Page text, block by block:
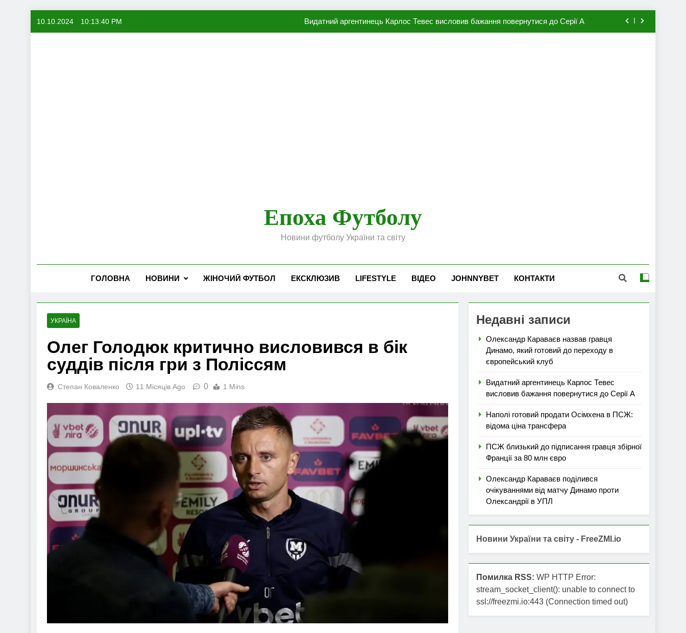
10.10.2024 10:13:41 PM Видатний аргентинець Карлос Тевес висловив бажання повернутися до Серії А
Епоха Футболу
Новини футболу України та світу
ГОЛОВНА НОВИНИ ЖІНОЧИЙ ФУТБОЛ ЕКСКЛЮЗИВ LIFESTYLE ВІДЕО JOHNNYBET КОНТАКТИ
УКРАЇНА
Олег Голодюк критично висловився в бік
суддів після гри з Поліссям
Степан Коваленко 11 Місяців Ago 0 1 Mins
Недавні записи
Олександр Караваєв назвав гравця
Динамо, який готовий до переходу в
європейський клуб
Видатний аргентинець Карлос Тевес
висловив бажання повернутися до Серії А
Наполі готовий продати Осімхена в ПСЖ:
відома ціна трансфера
ПСЖ близький до підписання гравця збірної
Франції за 80 млн євро
Олександр Караваєв поділився
очікуваннями від матчу Динамо проти
Олександрії в УПЛ
Новини України та світу - FreeZMI.io
Помилка RSS: WP HTTP Error:
stream_socket_client(): unable to connect to
ssl://freezmi.io:443 (Connection timed out)